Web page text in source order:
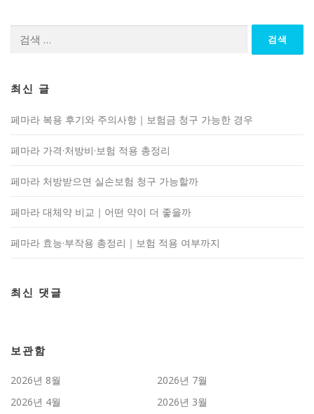
최신 글
페마라 복용 후기와 주의사항｜보험금 청구 가능한 경우
페마라 가격·처방비·보험 적용 총정리
페마라 처방받으면 실손보험 청구 가능할까
페마라 대체약 비교｜어떤 약이 더 좋을까
페마라 효능·부작용 총정리｜보험 적용 여부까지
최신 댓글
보관함
2026년 8월
2026년 7월
2026년 4월
2026년 3월